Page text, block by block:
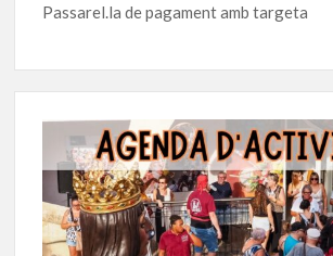
Passarel.la de pagament amb targeta